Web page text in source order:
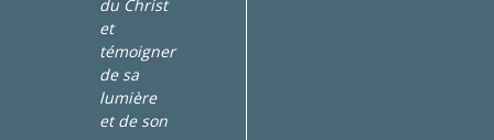
du Christ
et
témoigner
de sa
lumière
et de son